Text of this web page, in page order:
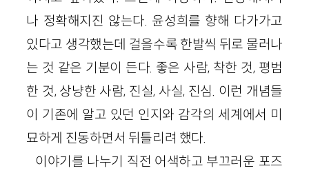
나 정확해지진 않는다. 윤성희를 향해 다가가고
있다고 생각했는데 걸을수록 한발씩 뒤로 물러나
는 것 같은 기분이 든다. 좋은 사람, 착한 것, 평범
한 것, 상냥한 사람, 진실, 사실, 진심. 이런 개념들
이 기존에 알고 있던 인지와 감각의 세계에서 미
묘하게 진동하면서 뒤틀리려 했다.
이야기를 나누기 직전 어색하고 부끄러운 포즈